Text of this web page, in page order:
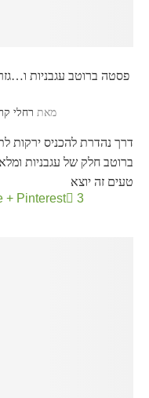
פסטה ברוטב עגבניות
מאת רחלי
דרך נהדרת להכניס ירקות
ברוטב חלק של עגבניות
טעים זה יוצא
3
+ Pinterest